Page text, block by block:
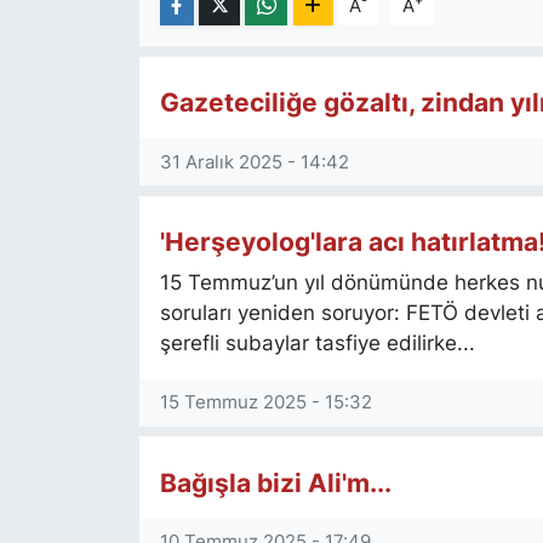
A A
Gazeteciliğe gözaltı, zindan
31 Aralık 2025 - 14:42
'Herşeyolog'lara acı
15 Temmuz’un yıl dönümünde
soruları yeniden soruyor: FETÖ devleti
şerefli subaylar tasfiye edilirke...
15 Temmuz 2025 - 15:32
Bağışla bizi Ali'm...